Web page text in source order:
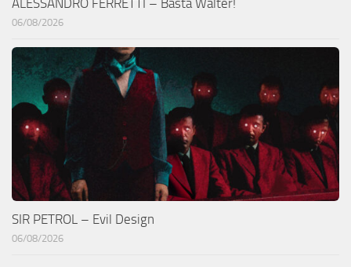
06/08/2026
SIR PETROL – Evil Design
06/08/2026